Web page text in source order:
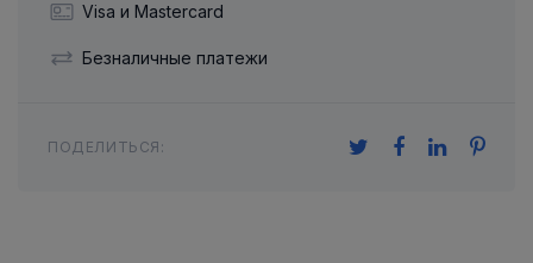
Visa и Mastercard
Безналичные платежи
ПОДЕЛИТЬСЯ: